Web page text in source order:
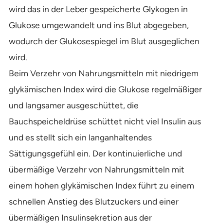
wird das in der Leber gespeicherte Glykogen in
Glukose umgewandelt und ins Blut abgegeben,
wodurch der Glukosespiegel im Blut ausgeglichen
wird.
Beim Verzehr von Nahrungsmitteln mit niedrigem
glykämischen Index wird die Glukose regelmäßiger
und langsamer ausgeschüttet, die
Bauchspeicheldrüse schüttet nicht viel Insulin aus
und es stellt sich ein langanhaltendes
Sättigungsgefühl ein. Der kontinuierliche und
übermäßige Verzehr von Nahrungsmitteln mit
einem hohen glykämischen Index führt zu einem
schnellen Anstieg des Blutzuckers und einer
übermäßigen Insulinsekretion aus der